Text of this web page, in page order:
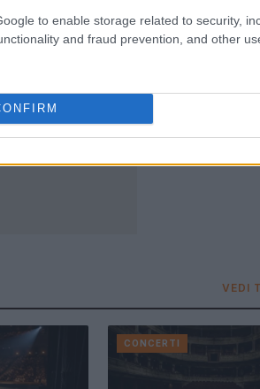
to enable storage related to security,
and fraud prevention, and other
VEDI
CONCERTI